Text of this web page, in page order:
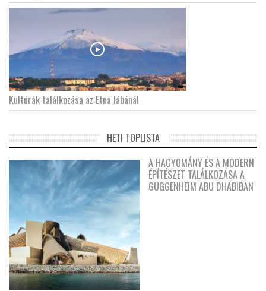
Kultúrák találkozása az Etna lábánál
HETI TOPLISTA
A HAGYOMÁNY ÉS A MODERN
ÉPÍTÉSZET TALÁLKOZÁSA A
GUGGENHEIM ABU DHABIBAN